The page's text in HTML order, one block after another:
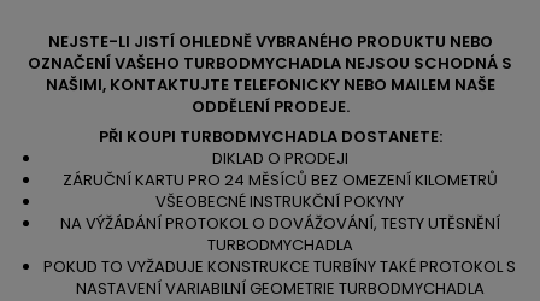
NEJSTE-LI JISTÍ OHLEDNĚ VYBRANÉHO PRODUKTU NEBO
OZNAČENÍ VAŠEHO TURBODMYCHADLA NEJSOU SCHODNÁ S
NAŠIMI, KONTAKTUJTE TELEFONICKY NEBO MAILEM NAŠE
ODDĚLENÍ PRODEJE.
PŘI KOUPI TURBODMYCHADLA DOSTANETE:
DIKLAD O PRODEJI
ZÁRUČNÍ KARTU PRO 24 MĚSÍCŮ BEZ OMEZENÍ KILOMETRŮ
VŠEOBECNÉ INSTRUKČNÍ POKYNY
NA VÝŽÁDÁNÍ PROTOKOL O DOVÁŽOVÁNÍ, TESTY UTĚSNĚNÍ
TURBODMYCHADLA
POKUD TO VYŽADUJE KONSTRUKCE TURBÍNY TAKÉ PROTOKOL S
NASTAVENÍ VARIABILNÍ GEOMETRIE TURBODMYCHADLA